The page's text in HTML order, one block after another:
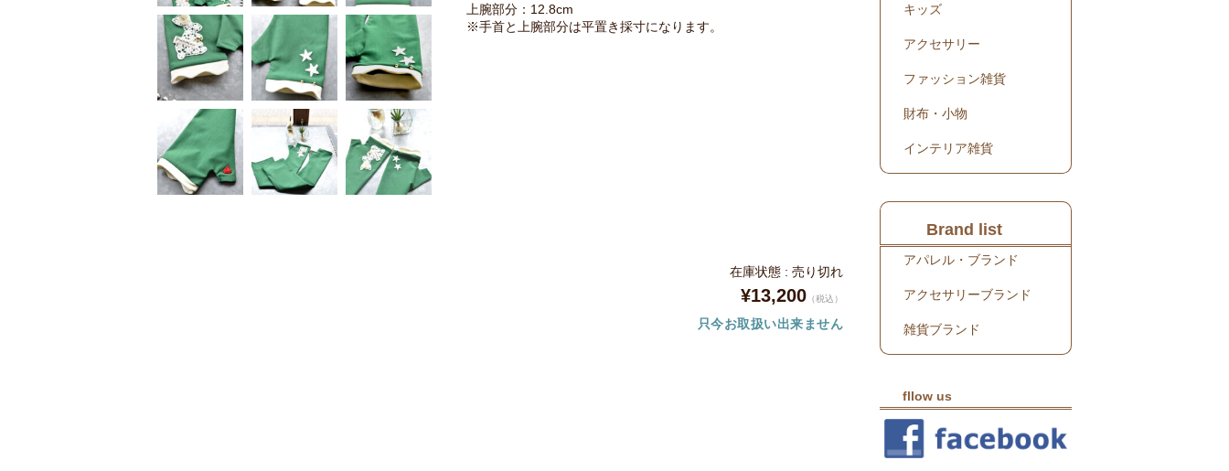
上腕部分：12.8cm
※手首と上腕部分は平置き採寸になります。
在庫状態 : 売り切れ
¥13,200 （税込）
只今お取扱い出来ません
キッズ
アクセサリー
ファッション雑貨
財布・小物
インテリア雑貨
Brand list
アパレル・ブランド
アクセサリーブランド
雑貨ブランド
fllow us